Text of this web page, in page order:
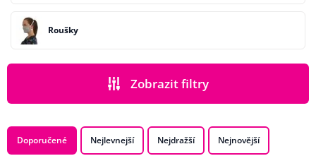
Roušky
Zobrazit filtry
PODKATEGORIE
Doporučené Nejlevnejší Nejdražší Nejnovější